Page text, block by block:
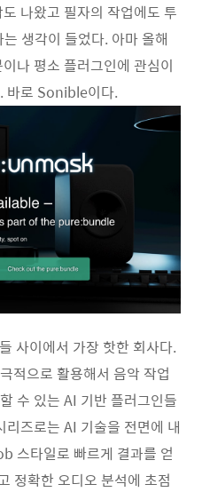
나왔고 필자의 작업에도 투
생각이 들었다. 아마 올해
나 평소 플러그인에 관심이
바로 Sonible이다.
사이에서 가장 핫한 회사다.
적으로 활용해서 음악 작업
수 있는 AI 기반 플러그인들
즈로는 AI 기술을 전면에 내
스타일로 빠르게 결과를 얻
정확한 오디오 분석에 초점